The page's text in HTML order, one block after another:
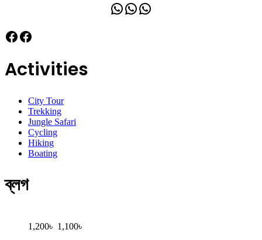
WhatsApp
WhatsApp
WhatsApp
Facebook
Facebook
Activities
City Tour
Trekking
Jungle Safari
Cycling
Hiking
Boating
ব্লগ
1,200৳ 1,100৳